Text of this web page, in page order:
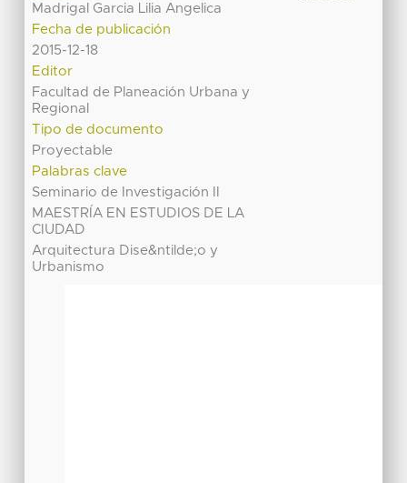
Madrigal Garcia Lilia Angelica
Fecha de publicación
2015-12-18
Editor
Facultad de Planeación Urbana y
Regional
Tipo de documento
Proyectable
Palabras clave
Seminario de Investigación II
MAESTRÍA EN ESTUDIOS DE LA
CIUDAD
Arquitectura Dise&ntilde;o y
Urbanismo